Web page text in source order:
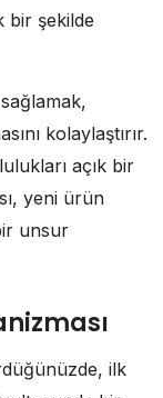
bir şekilde
kolaylaştırır.
açık bir
yeni ürün
unsur
ilk